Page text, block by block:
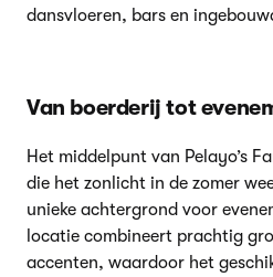
dansvloeren, bars en
Van boerderij tot
Het middelpunt van Pelayo’s
die het zonlicht in de zomer
unieke achtergrond voor
locatie combineert prachtig
accenten, waardoor het